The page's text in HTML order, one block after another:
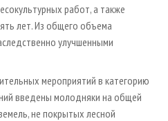
работ, а также
лет. Из общего объема
улучшенными
мероприятий в категорию
введены молодняки на общей
не покрытых лесной